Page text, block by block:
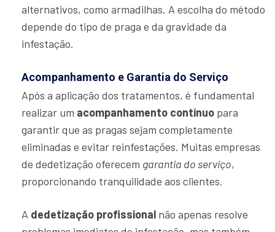
alternativos, como armadilhas. A escolha do método
depende do tipo de praga e da gravidade da
infestação.
Acompanhamento e Garantia do Serviço
Após a aplicação dos tratamentos, é fundamental
realizar um acompanhamento contínuo para
garantir que as pragas sejam completamente
eliminadas e evitar reinfestações. Muitas empresas
de dedetização oferecem garantia do serviço,
proporcionando tranquilidade aos clientes.
A dedetização profissional não apenas resolve